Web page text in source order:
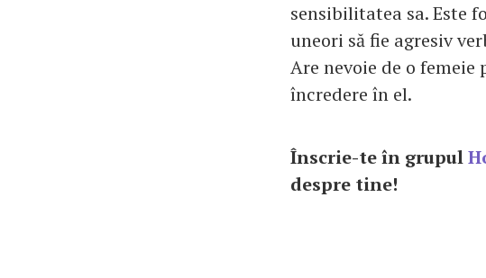
sensibilitatea sa. Este
uneori să fie agresiv
Are nevoie de o
încredere în el.
Înscrie-te în grupul
despre tine!